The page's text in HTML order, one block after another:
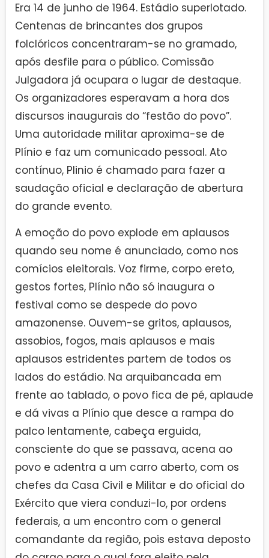
Era 14 de junho de 1964. Estádio superlotado.
Centenas de brincantes dos grupos
folclóricos concentraram-se no gramado,
após desfile para o público. Comissão
Julgadora já ocupara o lugar de destaque.
Os organizadores esperavam a hora dos
discursos inaugurais do “festão do povo”.
Uma autoridade militar aproxima-se de
Plínio e faz um comunicado pessoal. Ato
contínuo, Plinio é chamado para fazer a
saudação oficial e declaração de abertura
do grande evento.
A emoção do povo explode em aplausos
quando seu nome é anunciado, como nos
comícios eleitorais. Voz firme, corpo ereto,
gestos fortes, Plínio não só inaugura o
festival como se despede do povo
amazonense. Ouvem-se gritos, aplausos,
assobios, fogos, mais aplausos e mais
aplausos estridentes partem de todos os
lados do estádio. Na arquibancada em
frente ao tablado, o povo fica de pé, aplaude
e dá vivas a Plínio que desce a rampa do
palco lentamente, cabeça erguida,
consciente do que se passava, acena ao
povo e adentra a um carro aberto, com os
chefes da Casa Civil e Militar e do oficial do
Exército que viera conduzi-lo, por ordens
federais, a um encontro com o general
comandante da região, pois estava deposto